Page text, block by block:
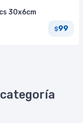
30x6cm
$99